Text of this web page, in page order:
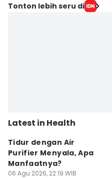
Tonton lebih seru di
Latest in Health
Tidur dengan Air
Purifier Menyala, Apa
Manfaatnya?
06 Agu 2026, 22:19 WIB